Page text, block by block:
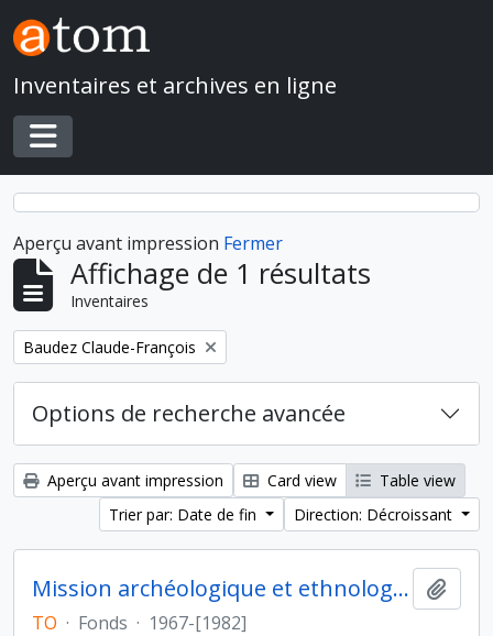
Skip to main content
Inventaires et archives en ligne
Toggle navigation
Aperçu avant impression Fermer
Affichage de 1 résultats
Inventaires
Remove filter:
Baudez Claude-François
Options de recherche avancée
Aperçu avant impression Card view
Table view
Trier par: Date de fin
Direction: Décroissant
Mission archéologique et ethnologique française au Mexique
TO · Fonds · 1967-[1982]